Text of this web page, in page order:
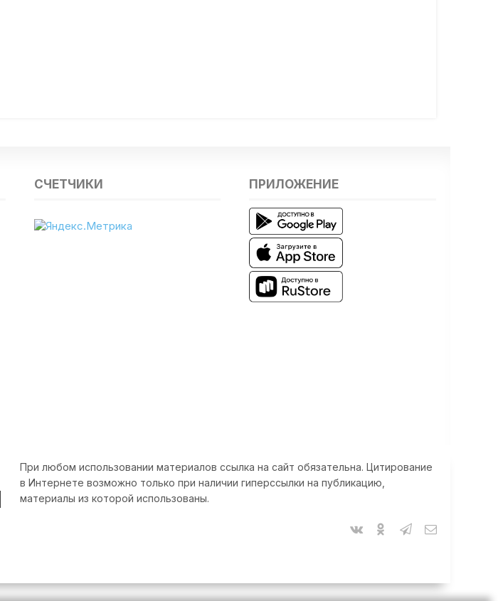
СЧЕТЧИКИ ПРИЛОЖЕНИЕ
При любом использовании материалов ссылка на сайт обязательна. Цитирование
в Интернете возможно только при наличии гиперссылки на публикацию,
материалы из которой использованы.